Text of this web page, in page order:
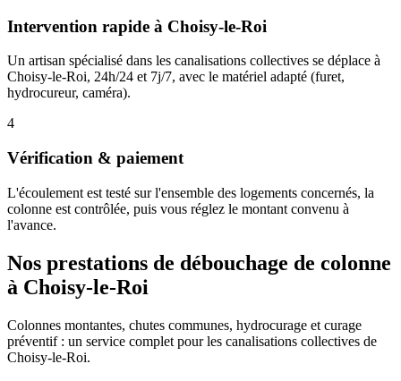
Intervention rapide à Choisy-le-Roi
Un artisan spécialisé dans les canalisations collectives se déplace à
Choisy-le-Roi, 24h/24 et 7j/7, avec le matériel adapté (furet,
hydrocureur, caméra).
4
Vérification & paiement
L'écoulement est testé sur l'ensemble des logements concernés, la
colonne est contrôlée, puis vous réglez le montant convenu à
l'avance.
Nos prestations de débouchage de colonne
à Choisy-le-Roi
Colonnes montantes, chutes communes, hydrocurage et curage
préventif : un service complet pour les canalisations collectives de
Choisy-le-Roi.